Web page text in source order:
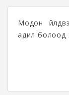
Модон
адил болоод